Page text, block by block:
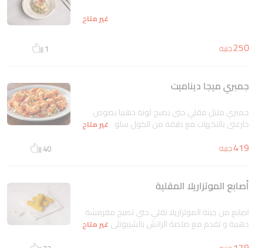
غير متاح
250جنيه 1
جمبري ميجا ديناميت
جمبري متبل مقلي حتى يصبح لونة ذهبيا بصوص
حارغني بالنكهات مع طبقة من الكول سلو غير متاح
419جنيه 40
أصابع الموتزاريلا المقلية
اصابع من جبنة الموتزاريلا تقلي حتي تصبح مقرمشة
ذهبية و تقدم مع صلصة الرانش بالشيبوتلي غير متاح